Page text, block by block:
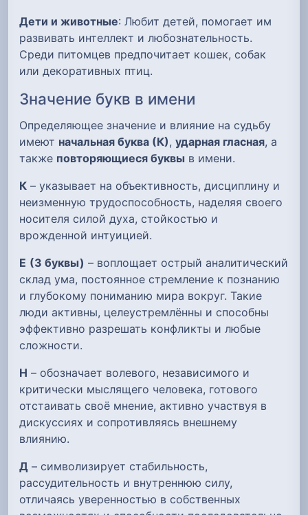
Дети и животные: Любит детей, помогает им
развивать интеллект и любознательность.
Среди питомцев предпочитает кошек, собак
или декоративных птиц.
Значение букв в имени
Определяющее значение и влияние на судьбу
имеют начальная буква (К), ударная гласная, а
также повторяющиеся буквы в имени.
К – указывает на объективность, дисциплину и
неизменную трудоспособность, наделяя своего
носителя силой духа, стойкостью и
врожденной интуицией.
Е (3 буквы) – воплощает острый аналитический
склад ума, постоянное стремление к познанию
и глубокому пониманию мира вокруг. Такие
люди активны, целеустремлённы и способны
эффективно разрешать конфликты и любые
сложности.
Н – обозначает волевого, независимого и
критически мыслящего человека, готового
отстаивать своё мнение, активно участвуя в
дискуссиях и сопротивляясь внешнему
влиянию.
Д – символизирует стабильность,
рассудительность и внутреннюю силу,
отличаясь уверенностью в собственных